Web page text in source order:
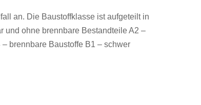
an. Die Baustoffklasse ist aufgeteilt in
und ohne brennbare Bestandteile A2 –
brennbare Baustoffe B1 – schwer